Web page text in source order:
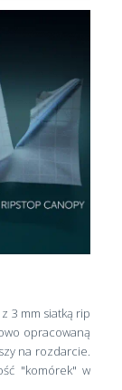
3 mm siatką rip
opracowaną
na rozdarcie.
"komórek" w